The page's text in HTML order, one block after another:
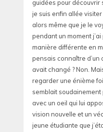
guidées pour découvrir
je suis enfin allée
alors même que je le
pendant un moment
manière différente en
pensais connaître d’un
avait changé ? Non.
regarder une énième
semblait
avec un oeil qui lui
vision nouvelle et un
jeune étudiante que